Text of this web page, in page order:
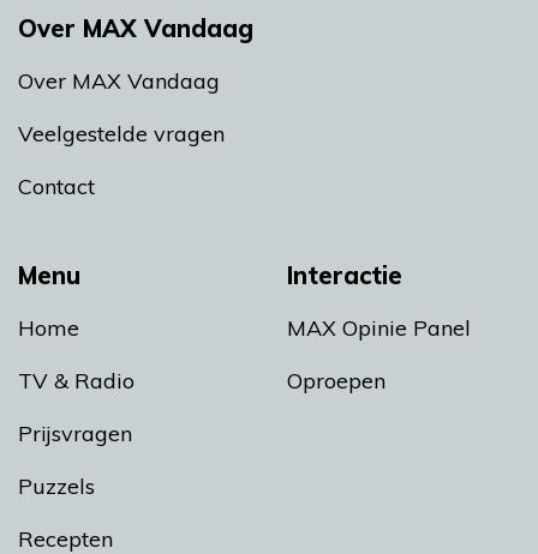
Menu
Home
TV & Radio
Prijsvragen
Puzzels
Recepten
Interactie
MAX Opinie Panel
Oproepen
Over MAX Vandaag
Over MAX Vandaag
Veelgestelde vragen
Contact